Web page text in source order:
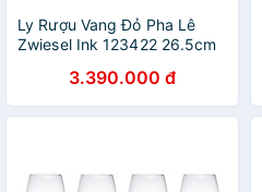
Ly Rượu Vang Đỏ Pha Lê
Zwiesel Ink 123422 26.5cm
Antique hàng chính hãmh
3.390.000 đ